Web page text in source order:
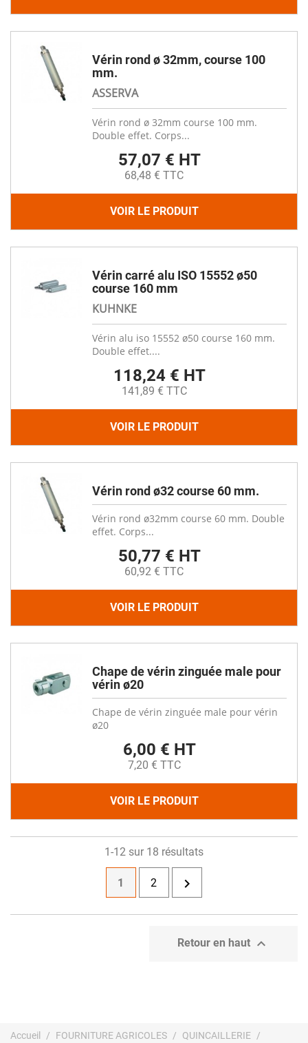
Vérin rond ø 32mm, course 100
mm.
ASSERVA
Vérin rond ø 32mm course 100 mm.
Double effet. Corps...
57,07 € HT
68,48 € TTC
VOIR LE PRODUIT
Vérin carré alu ISO 15552 ø50
course 160 mm
KUHNKE
Vérin alu iso 15552 ø50 course 160 mm.
Double effet....
118,24 € HT
141,89 € TTC
VOIR LE PRODUIT
Vérin rond ø32 course 60 mm.
Vérin rond ø32mm course 60 mm. Double
effet. Corps...
50,77 € HT
60,92 € TTC
VOIR LE PRODUIT
Chape de vérin zinguée male pour
vérin ø20
Chape de vérin zinguée male pour vérin
ø20
6,00 € HT
7,20 € TTC
VOIR LE PRODUIT
1-12 sur 18 résultats
1 2 
Retour en haut 
Accueil FOURNITURE AGRICOLES
QUINCAILLERIE